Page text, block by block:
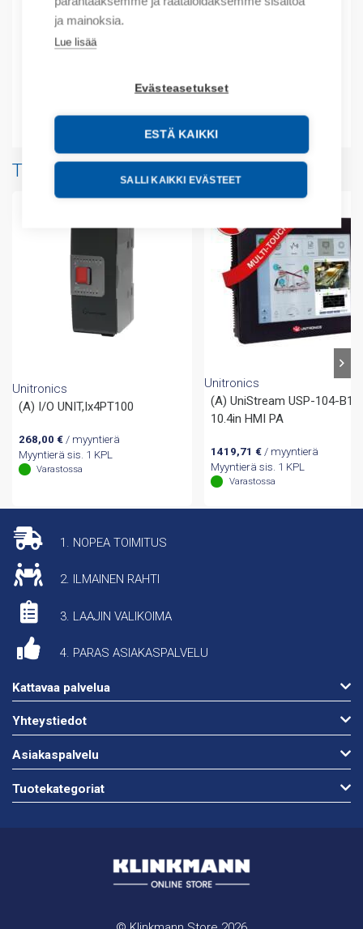
ja mainoksia.
Lue lisää
Evästeasetukset
ESTÄ KAIKKI
SALLI KAIKKI EVÄSTEET
Kuvaus
Liitteet
Tuotteita samalta valmistajalta
Unitronics
(A) I/O UNIT,Ix4PT100
268,00 €/ myyntierä
Myyntierä sis. 1 KPL
Varastossa
Unitronics
(A) UniStream USP-104-B10
10.4in HMI PA
1419,71 € / myyntierä
Myyntierä sis. 1 KPL
Varastossa
1. NOPEA TOIMITUS
2. ILMAINEN RAHTI
3. LAAJIN VALIKOIMA
4. PARAS ASIAKASPALVELU
Kattavaa palvelua
Yhteystiedot
Asiakaspalvelu
Tuotekategoriat